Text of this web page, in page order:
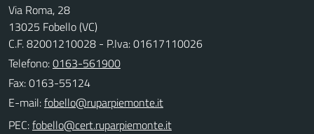
Via Roma, 28
13025 Fobello (VC)
C.F. 82001210028 - P.Iva: 01617110026
Telefono:0163-561900
Fax: 0163-55124
E-mail:
PEC: